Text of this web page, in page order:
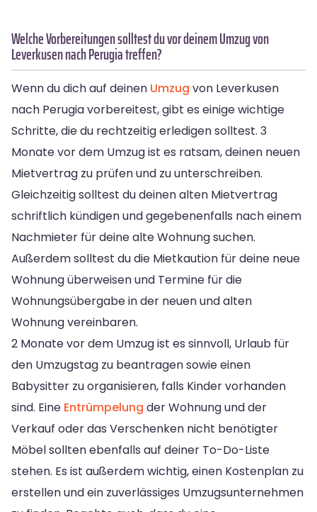
Welche Vorbereitungen solltest du vor deinem Umzug von
Leverkusen nach Perugia treffen?
Wenn du dich auf deinen Umzug von Leverkusen
nach Perugia vorbereitest, gibt es einige wichtige
Schritte, die du rechtzeitig erledigen solltest. 3
Monate vor dem Umzug ist es ratsam, deinen neuen
Mietvertrag zu prüfen und zu unterschreiben.
Gleichzeitig solltest du deinen alten Mietvertrag
schriftlich kündigen und gegebenenfalls nach einem
Nachmieter für deine alte Wohnung suchen.
Außerdem solltest du die Mietkaution für deine neue
Wohnung überweisen und Termine für die
Wohnungsübergabe in der neuen und alten
Wohnung vereinbaren.
2 Monate vor dem Umzug ist es sinnvoll, Urlaub für
den Umzugstag zu beantragen sowie einen
Babysitter zu organisieren, falls Kinder vorhanden
sind. Eine Entrümpelung der Wohnung und der
Verkauf oder das Verschenken nicht benötigter
Möbel sollten ebenfalls auf deiner To-Do-Liste
stehen. Es ist außerdem wichtig, einen Kostenplan zu
erstellen und ein zuverlässiges Umzugsunternehmen